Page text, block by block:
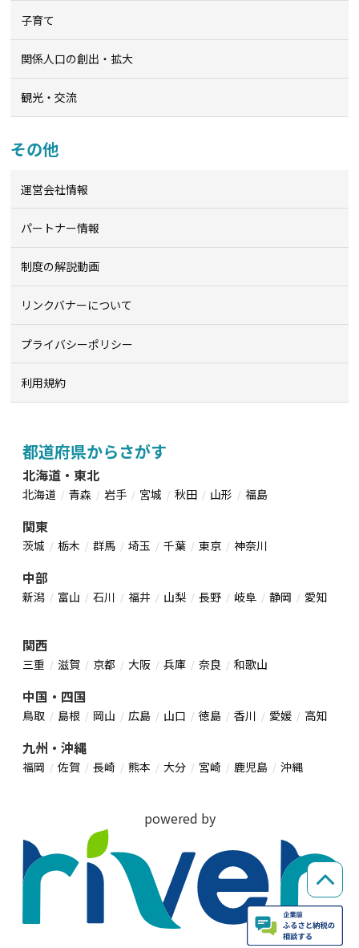
子育て
関係人口の創出・拡大
観光・交流
その他
運営会社情報
パートナー情報
制度の解説動画
リンクバナーについて
プライバシーポリシー
利用規約
都道府県からさがす
北海道・東北
北海道 青森 岩手 宮城 秋田 山形 福島
関東
茨城 栃木 群馬 埼玉 千葉 東京 神奈川
中部
新潟 富山 石川 福井 山梨 長野 岐阜 静岡 愛知
関西
三重 滋賀 京都 大阪 兵庫 奈良 和歌山
中国・四国
鳥取 島根 岡山 広島 山口 徳島 香川 愛媛 高知
九州・沖縄
福岡 佐賀 長崎 熊本 大分 宮崎 鹿児島 沖縄
powered by